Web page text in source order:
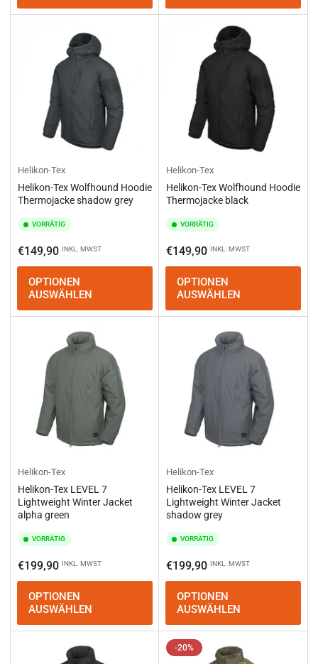
Helikon-Tex
Helikon-Tex Wolfhound Hoodie
Thermojacke shadow grey
VORRÄTIG
Normaler
Preis
€149,90 INKL. MWST
OPTIONEN
AUSWÄHLEN
Helikon-Tex
Helikon-Tex Wolfhound Hoodie
Thermojacke black
VORRÄTIG
Normaler
Preis
€149,90 INKL. MWST
OPTIONEN
AUSWÄHLEN
Helikon-Tex
Helikon-Tex LEVEL 7
Lightweight Winter Jacket
alpha green
VORRÄTIG
Normaler
Preis
€199,90 INKL. MWST
OPTIONEN
AUSWÄHLEN
Helikon-Tex
Helikon-Tex LEVEL 7
Lightweight Winter Jacket
shadow grey
VORRÄTIG
Normaler
Preis
€199,90 INKL. MWST
OPTIONEN
AUSWÄHLEN
-20%